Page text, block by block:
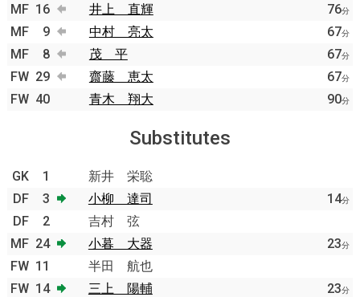
MF 16 井上 直輝 76分
MF 9 中村 亮太 67分
MF 8 茂 平 67分
FW 29 齋藤 恵太 67分
FW 40 青木 翔大 90分
Substitutes
GK 1
新井 栄聡
DF
3 小柳 達司 14分
DF 2
吉村 弦
MF 24 小暮 大器 23分
FW 11
半田 航也
FW 14 三上 陽輔 23分